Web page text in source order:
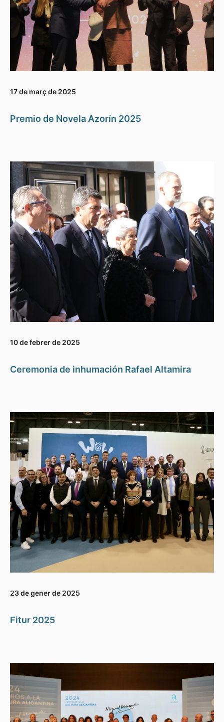
17 de març de 2025
Premio de Novela Azorín 2025
10 de febrer de 2025
Ceremonia de inhumación Rafael Altamira
23 de gener de 2025
Fitur 2025